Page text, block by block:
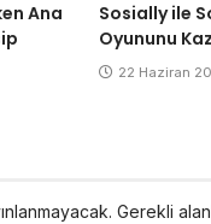
Ana
Sosially ile
Oyununu
22 Haziran
Gerekli